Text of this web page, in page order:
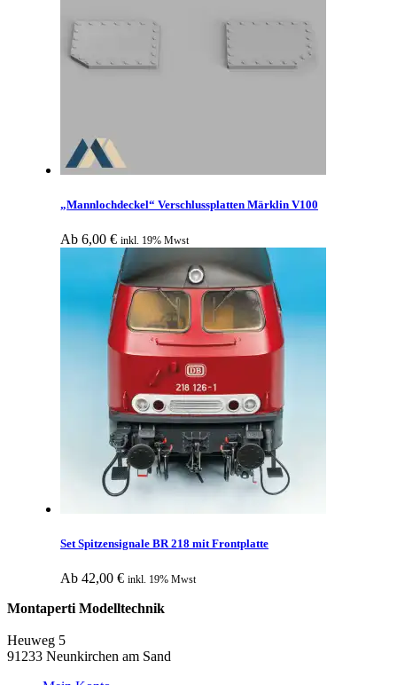
„Mannlochdeckel“ Verschlussplatten Märklin V100
Ab 6,00 € inkl. 19% Mwst
Set Spitzensignale BR 218 mit Frontplatte
Ab 42,00 € inkl. 19% Mwst
Montaperti Modelltechnik
Heuweg 5
91233 Neunkirchen am Sand